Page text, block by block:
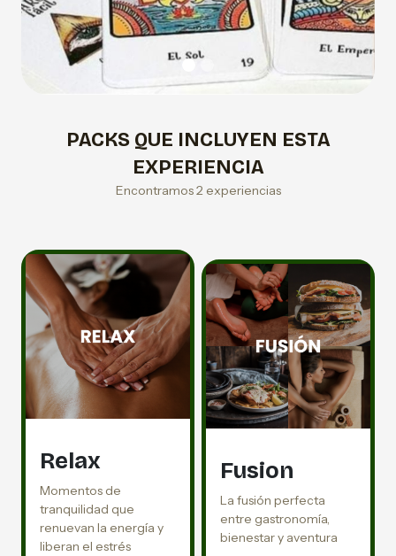
PACKS QUE INCLUYEN ESTA
EXPERIENCIA
Encontramos 2 experiencias
Relax
Momentos de
tranquilidad que
renuevan la energía y
liberan el estrés
Fusion
La fusión perfecta
entre gastronomía,
bienestar y aventura